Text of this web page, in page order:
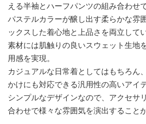
える半袖とハーフパンツの組み合わせで
パステルカラーが醸し出す柔らかな雰
ックスした着心地と上品さを両立してい
素材には肌触りの良いスウェット生地
用感を実現。
カジュアルな日常着としてはもちろん
かけにも対応できる汎用性の高いアイテ
シンプルなデザインなので、アクセサ
合わせで様々な雰囲気を演出すること